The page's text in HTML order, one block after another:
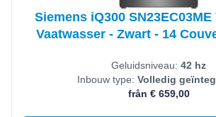
Siemens iQ300
Vaatwasser - Zwart - 14
Geluidsniveau: 42 hz
Inbouw type: Volledig
från € 659,00